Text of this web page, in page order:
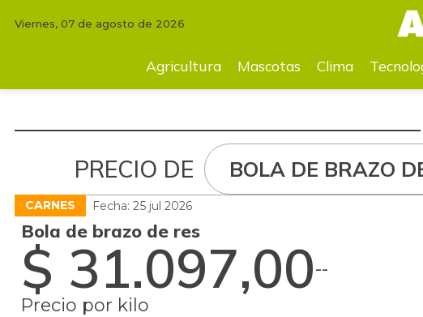
Mascotas Clima Tecnología
Viernes, 07 de agosto de 2026
Agricultura Mascotas Clima
PRECIO DE BOLA DE BRAZO
CARNES Fecha: 25 jul 2026
Bola de brazo de res
$ 31.097,00--
Precio por kilo